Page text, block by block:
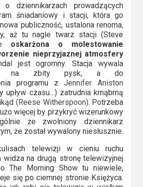
dziennikarzach prowadzących
śniadaniowy i stacji, która go
publiczność, ustalona renoma,
aż tu nagle twarz stacji (Steve
oskarżona o molestowanie
nieprzyjaznej atmosfery
jest ogromny. Stacja wywala
na zbity pysk, a do
programu zJennifer Aniston
upływ czasu…) zatrudnia krnąbrną
(Reese Witherspoon). Potrzeba
więcej by przykryć wizerunkowy
że zwolniony dziennikarz
że został wywalony niesłusznie.
telewizji w cieniu ruchu
widza na drugą stronę telewizyjnej
The Morning Show tu niewiele,
się po ciemnej stronie Księżyca.